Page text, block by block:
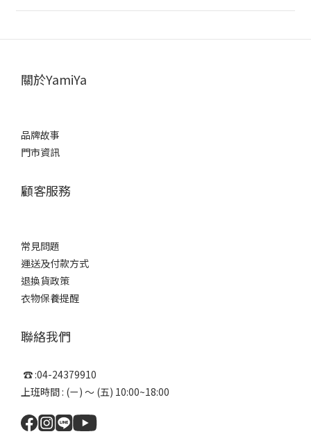
關於YamiYa
品牌故事
門市資訊
顧客服務
常見問題
運送及付款方式
退換貨政策
衣物保養提醒
聯絡我們
☎ :04-24379910
上班時間 : (ㄧ) ～ (五) 10:00~18:00